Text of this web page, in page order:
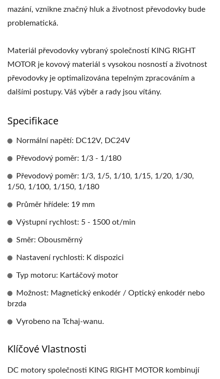
mazání, vznikne značný hluk a životnost převodovky bude
problematická.
Materiál převodovky vybraný společností KING RIGHT
MOTOR je kovový materiál s vysokou nosností a životnost
převodovky je optimalizována tepelným zpracováním a
dalšími postupy. Váš výběr a rady jsou vítány.
Specifikace
Normální napětí: DC12V, DC24V
Převodový poměr: 1/3 - 1/180
Převodový poměr: 1/3, 1/5, 1/10, 1/15, 1/20, 1/30,
1/50, 1/100, 1/150, 1/180
Průměr hřídele: 19 mm
Výstupní rychlost: 5 - 1500 ot/min
Směr: Obousměrný
Nastavení rychlosti: K dispozici
Typ motoru: Kartáčový motor
Možnost: Magnetický enkodér / Optický enkodér nebo
brzda
Vyrobeno na Tchaj-wanu.
Klíčové Vlastnosti
DC motory společnosti KING RIGHT MOTOR kombinují